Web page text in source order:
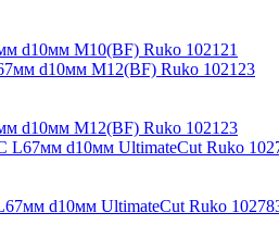
d10мм M10(BF) Ruko 102121
d10мм M12(BF) Ruko 102123
d10мм UltimateCut Ruko